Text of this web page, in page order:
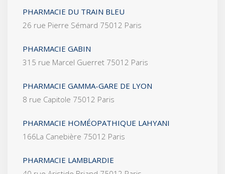
PHARMACIE DU TRAIN BLEU
26 rue Pierre Sémard 75012 Paris
PHARMACIE GABIN
315 rue Marcel Guerret 75012 Paris
PHARMACIE GAMMA-GARE DE LYON
8 rue Capitole 75012 Paris
PHARMACIE HOMÉOPATHIQUE LAHYANI
166La Canebière 75012 Paris
PHARMACIE LAMBLARDIE